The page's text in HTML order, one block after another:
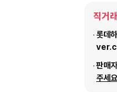
직거
롯데
판매
주세